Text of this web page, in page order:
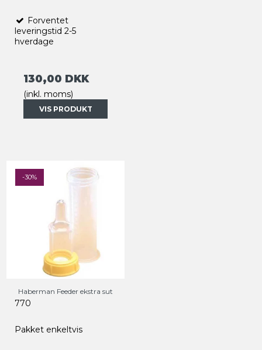
Forventet
leveringstid 2-5
hverdage
130,00 DKK
(inkl. moms)
VIS PRODUKT
-30%
Haberman Feeder ekstra sut
770
Pakket enkeltvis